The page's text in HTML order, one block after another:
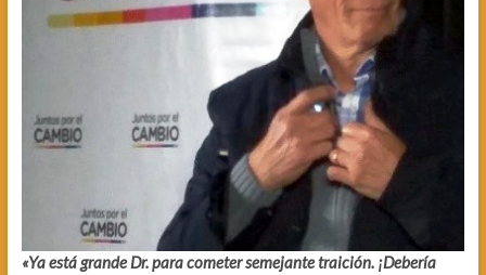
«Ya está grande Dr. para cometer semejante traición. ¡Debería